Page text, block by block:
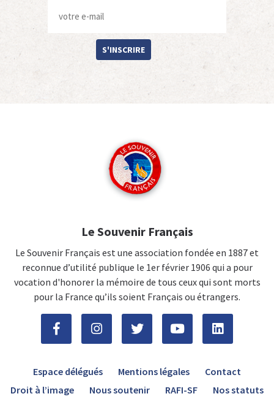
S'INSCRIRE
Le Souvenir Français
Le Souvenir Français est une association fondée en 1887 et
reconnue d’utilité publique le 1er février 1906 qui a pour
vocation d'honorer la mémoire de tous ceux qui sont morts
pour la France qu’ils soient Français ou étrangers.
Espace délégués Mentions légales
Contact
Droit à l’image
Nous soutenir RAFI-SF Nos statuts